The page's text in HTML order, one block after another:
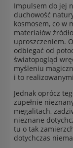
Impulsem do jej
duchowość
kosmosem, co w
materiałów
uproszczeniem.
odbiegać od
światopogląd
myśleniu
i to
Jednak oprócz
zupełnie
megalitach,
nieznane
tu o tak
dotychczas